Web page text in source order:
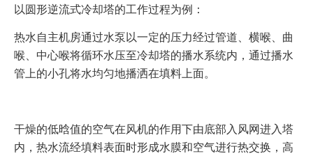
以圆形逆流式冷却塔的工作过程为例：
热水自主机房通过水泵以一定的压力经过管道、横喉、曲
喉、中心喉将循环水压至冷却塔的播水系统内，通过播水
管上的小孔将水均匀地播洒在填料上面。
干燥的低晗值的空气在风机的作用下由底部入风网进入塔
内，热水流经填料表面时形成水膜和空气进行热交换，高